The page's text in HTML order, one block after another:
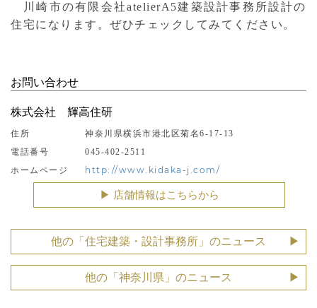
川崎市の有限会社atelierA5建築設計事務所設計の
住宅になります。ぜひチェックしてみてください。
お問い合わせ
株式会社 輝高住研
住所
神奈川県横浜市港北区菊名6-17-13
電話番号
045-402-2511
ホームページ
http://www.kidaka-j.com/
▶︎ 店舗情報はこちらから
他の「住宅建築・設計事務所」のニュース
他の「神奈川県」のニュース